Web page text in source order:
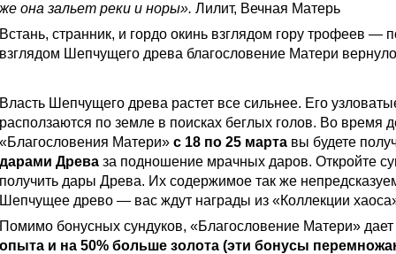
же она зальет реки и норы». Лилит, Вечная Матерь
Встань, странник, и гордо окинь взглядом гору трофеев —
взглядом Шепчущего древа благословение Матери
Власть Шепчущего древа растет все сильнее. Его
расползаются по земле в поисках беглых голов. Во время
«Благословения Матери» с 18 по 25 марта вы будете
дарами Древа за подношение мрачных даров. Откройте
получить дары Древа. Их содержимое так же
Шепчущее древо — вас ждут награды из «Коллекции
Помимо бонусных сундуков, «Благословение Матери» дает
опыта и на 50% больше золота (эти бонусы